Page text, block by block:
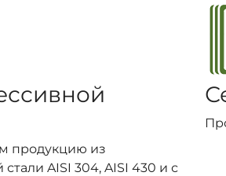
продукцию из
AISI 304, AISI 430 и с